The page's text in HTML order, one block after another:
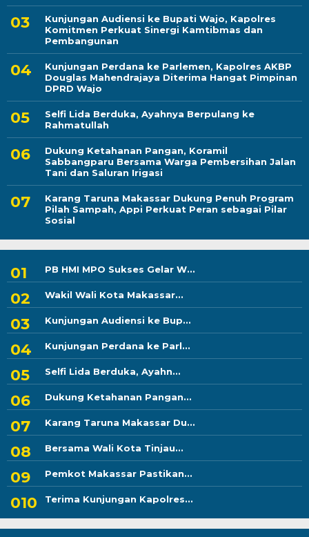
Kunjungan Audiensi ke Bupati Wajo, Kapolres
Komitmen Perkuat Sinergi Kamtibmas dan
Pembangunan
Kunjungan Perdana ke Parlemen, Kapolres AKBP
Douglas Mahendrajaya Diterima Hangat Pimpinan
DPRD Wajo
Selfi Lida Berduka, Ayahnya Berpulang ke
Rahmatullah
Dukung Ketahanan Pangan, Koramil
Sabbangparu Bersama Warga Pembersihan Jalan
Tani dan Saluran Irigasi
Karang Taruna Makassar Dukung Penuh Program
Pilah Sampah, Appi Perkuat Peran sebagai Pilar
Sosial
PB HMI MPO Sukses Gelar W...
Wakil Wali Kota Makassar...
Kunjungan Audiensi ke Bup...
Kunjungan Perdana ke Parl...
Selfi Lida Berduka, Ayahn...
Dukung Ketahanan Pangan...
Karang Taruna Makassar Du...
Bersama Wali Kota Tinjau...
Pemkot Makassar Pastikan...
Terima Kunjungan Kapolres...